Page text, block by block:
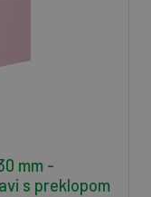
mm -
s preklopom